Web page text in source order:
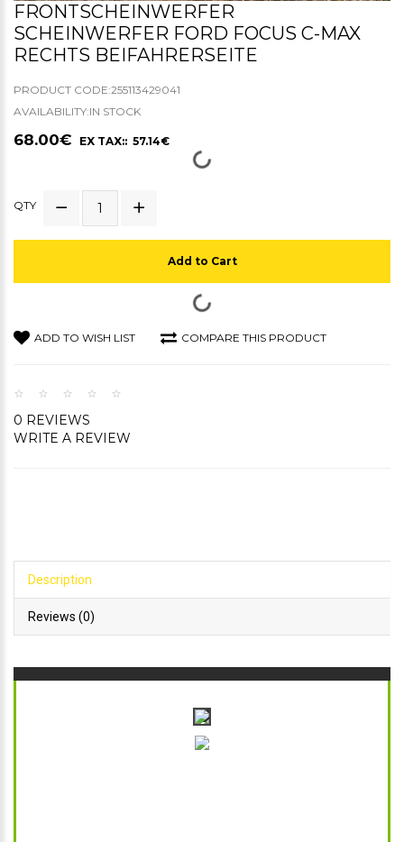
FRONTSCHEINWERFER
SCHEINWERFER FORD FOCUS C-MAX
RECHTS BEIFAHRERSEITE
PRODUCT CODE:255113429041
AVAILABILITY:IN STOCK
68.00€ EX TAX:: 57.14€
QTY
Add to Cart
ADD TO WISH LIST COMPARE THIS PRODUCT
0 REVIEWS
WRITE A REVIEW
Description
Reviews (0)